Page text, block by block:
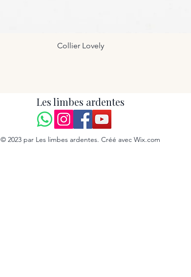
Aperçu rapide
Collier Lovely
Les limbes ardentes
© 2023 par Les limbes ardentes. Créé avec Wix.com